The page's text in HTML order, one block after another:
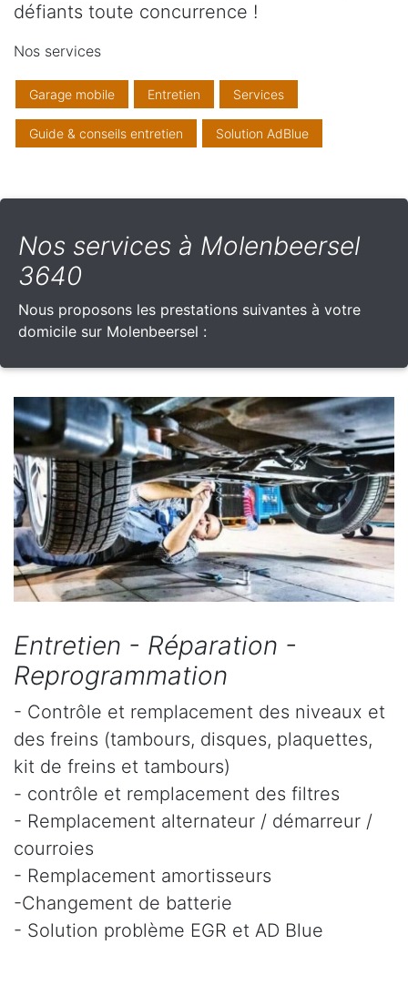
défiants toute concurrence !
Nos services
Garage mobile Entretien Services
Guide & conseils entretien Solution AdBlue
Nos services à Molenbeersel
3640
Nous proposons les prestations suivantes à votre
domicile sur Molenbeersel :
Entretien - Réparation -
Reprogrammation
- Contrôle et remplacement des niveaux et
des freins (tambours, disques, plaquettes,
kit de freins et tambours)
- contrôle et remplacement des filtres
- Remplacement alternateur / démarreur /
courroies
- Remplacement amortisseurs
-Changement de batterie
- Solution problème EGR et AD Blue